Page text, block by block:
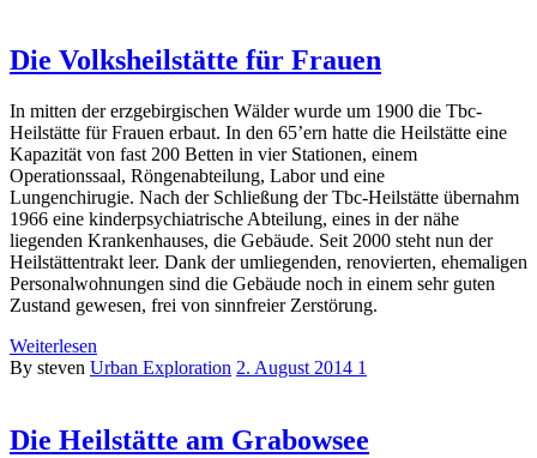
Die Volksheilstätte für Frauen
In mitten der erzgebirgischen Wälder wurde um 1900 die Tbc-
Heilstätte für Frauen erbaut. In den 65’ern hatte die Heilstätte eine
Kapazität von fast 200 Betten in vier Stationen, einem
Operationssaal, Röngenabteilung, Labor und eine
Lungenchirugie. Nach der Schließung der Tbc-Heilstätte übernahm
1966 eine kinderpsychiatrische Abteilung, eines in der nähe
liegenden Krankenhauses, die Gebäude. Seit 2000 steht nun der
Heilstättentrakt leer. Dank der umliegenden, renovierten, ehemaligen
Personalwohnungen sind die Gebäude noch in einem sehr guten
Zustand gewesen, frei von sinnfreier Zerstörung.
Weiterlesen
By steven Urban Exploration 2. August 2014 1
Die Heilstätte am Grabowsee